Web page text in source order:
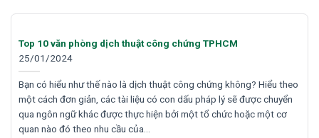
Top 10 văn phòng dịch thuật công chứng TPHCM
25/01/2024
Bạn có hiểu như thế nào là dịch thuật công chứng không? Hiểu theo
một cách đơn giản, các tài liệu có con dấu pháp lý sẽ được chuyển
qua ngôn ngữ khác được thực hiện bởi một tổ chức hoặc một cơ
quan nào đó theo nhu cầu của…